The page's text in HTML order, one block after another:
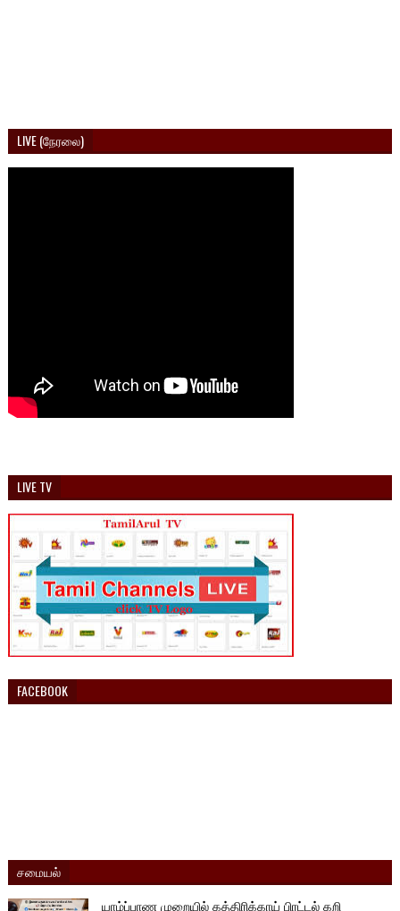
LIVE (நேரலை)
LIVE TV
FACEBOOK
சமையல்
யாழ்ப்பாண முறையில் கத்திரிக்காய் பிரட்டல் கறி